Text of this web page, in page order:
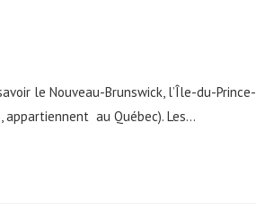
le Nouveau-Brunswick, l’Île-du-Prince-
au Québec). Les…